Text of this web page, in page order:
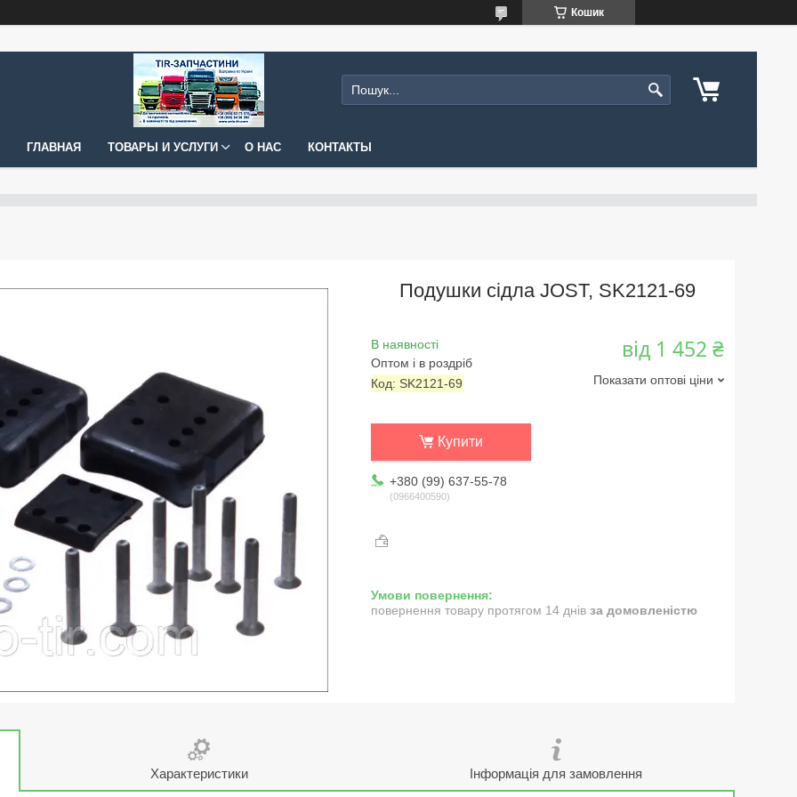
Кошик
ГЛАВНАЯ ТОВАРЫ И УСЛУГИ О НАС КОНТАКТЫ
Подушки сідла JOST, SK2121-69
В наявності
Оптом і в роздріб
Код: SK2121-69
від 1 452 ₴
Показати оптові ціни
Купити
+380 (99) 637-55-78
0966400590
повернення товару протягом 14 днів за домовленістю
Характеристики Інформація для замовлення